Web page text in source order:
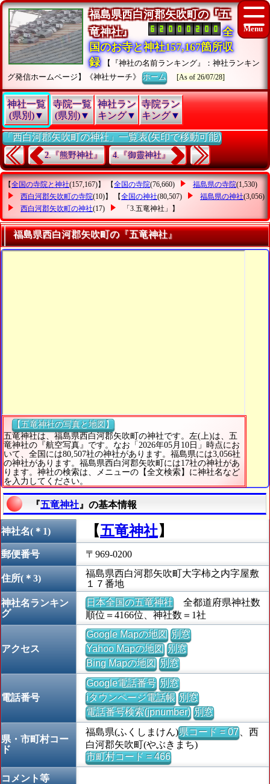
福島県西白河郡矢吹町の『五
竜神社』
全
国のお寺と神社157,167箇所収
録
【『神社の名前ランキング』：神社ランキン
グ発信ホームページ】《神社サーチ》ホーム [As of 26/07/28]
神社一覧
(県別)▼
寺院一覧
(県別)▼
神社ラン
キング▼
寺院ラン
キング▼
「西白河郡矢吹町の神社」一覧表(矢印で移動可能)
2.『熊野神社』 4.『御靈神社』
【全国の寺院と神社(157,167)】 【全国の寺院(76,660) 福島県の寺院(1,530)
西白河郡矢吹町の寺院(10)】 【全国の神社(80,507) 福島県の神社(3,056)
西白河郡矢吹町の神社(17) 「3.五竜神社」 】
福島県西白河郡矢吹町の『五竜神社』
【五竜神社の写真と地図】
五竜神社は、福島県西白河郡矢吹町の神社です。左(上)は、五
竜神社の『航空写真』です。なお「2026年05月10日」時点にお
いて、全国には80,507社の神社があります。福島県には3,056社
の神社があります。福島県西白河郡矢吹町には17社の神社があ
ります。神社の検索は、メニューの【全文検索】に神社名など
を入力してください。
『五竜神社 』の基本情報
神社名(＊1) 【五竜神社】
郵便番号 〒969-0200
住所(＊3)
福島県西白河郡矢吹町大字柿之内字屋敷
１７番地
神社名ランキン
グ
日本全国の五竜神社全都道府県神社数
順位＝4166位、神社数＝1社
アクセス
Google Mapの地図 別窓
Yahoo Mapの地図 別窓
Bing Mapの地図 別窓
電話番号
Google電話番号 別窓
iタウンページ電話帳 別窓
電話番号検索(jpnumber) 別窓
県・市町村コー
ド
福島県(ふくしまけん)県コード = 07、西
白河郡矢吹町(やぶきまち)
市町村コード = 466
コメント等